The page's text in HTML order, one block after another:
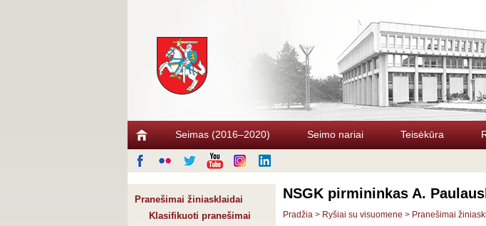
Seimas (2016–2020) Seimo nariai Teisėkūra
Pranešimai žiniasklaidai
Klasifikuoti pranešimai
NSGK pirmininkas A.
Pradžia > Ryšiai su visuomene > Pranešimai